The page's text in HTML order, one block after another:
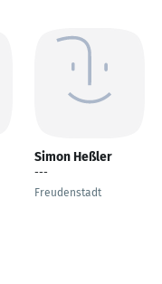
Simon Heßler
---
Freudenstadt